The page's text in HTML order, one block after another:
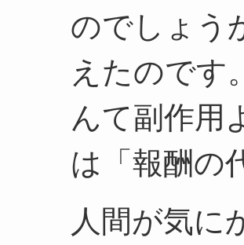
のでしょう
えたのです
んて副作用
は「報酬の
人間が気に